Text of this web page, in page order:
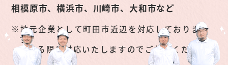
相模原市、横浜市、川崎市、大和市など
地元企業として町田市近辺を対応しておりま
す。
できる限り対応いたしますのでご相談くださ
い。